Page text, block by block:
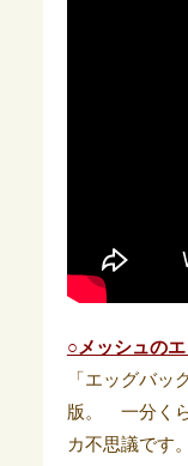
○メッシュの
「エッグバッ
版。 一分く
カ不思議です